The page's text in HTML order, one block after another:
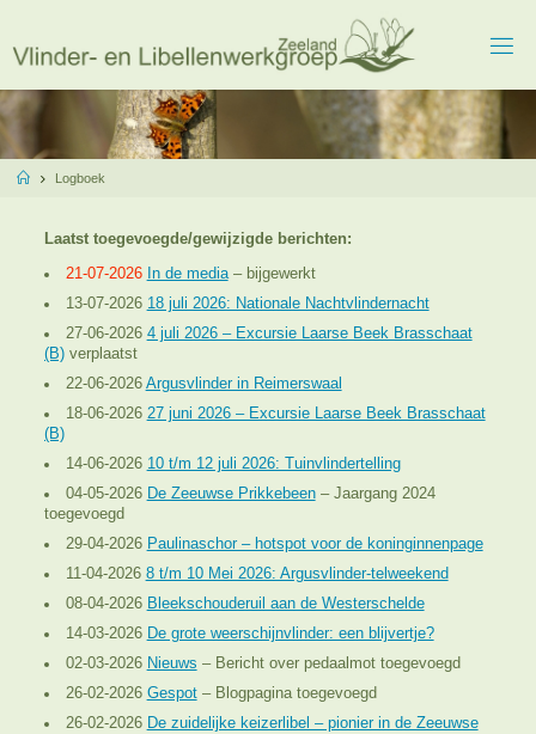
de
inhoud
HomeLogboek
Laatst toegevoegde/gewijzigde berichten:
21-07-2026 In de media– bijgewerkt
13-07-2026 18 juli 2026: Nationale Nachtvlindernacht
27-06-2026 4 juli 2026 – Excursie Laarse Beek Brasschaat
(B) verplaatst
22-06-2026 Argusvlinder in Reimerswaal
18-06-2026 27 juni 2026 – Excursie Laarse Beek Brasschaat
(B)
14-06-2026 10 t/m 12 juli 2026: Tuinvlindertelling
04-05-2026 De Zeeuwse Prikkebeen– Jaargang 2024
toegevoegd
29-04-2026 Paulinaschor – hotspot voor de koninginnenpage
11-04-2026 8 t/m 10 Mei 2026: Argusvlinder-telweekend
08-04-2026 Bleekschouderuil aan de Westerschelde
14-03-2026 De grote weerschijnvlinder: een blijvertje?
02-03-2026 Nieuws – Bericht over pedaalmot toegevoegd
26-02-2026 Gespot– Blogpagina toegevoegd
26-02-2026 De zuidelijke keizerlibel – pionier in de Zeeuwse